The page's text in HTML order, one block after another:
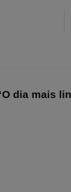
dia mais